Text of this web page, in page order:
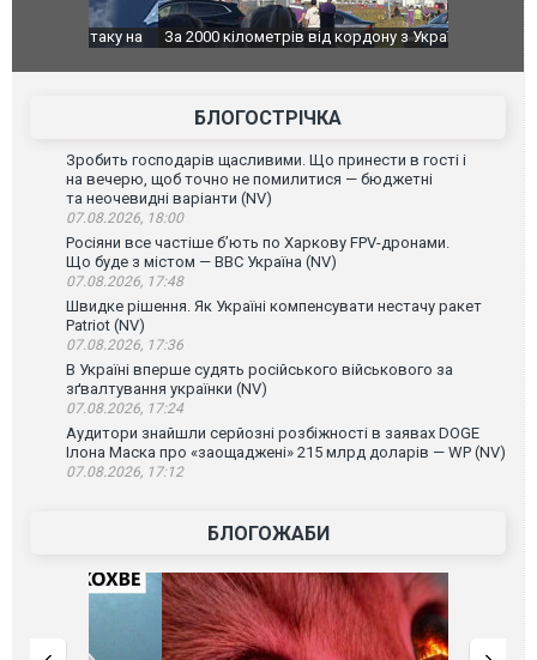
За 2000 кілометрів від кордону з Україною: в
склад Wildberries. ФОТО. ВІДЕО
В
БЛОГОСТРІЧКА
Зробить господарів щасливими. Що принести в гості і
на вечерю, щоб точно не помилитися — бюджетні
та неочевидні варіанти (NV)
07.08.2026, 18:00
Росіяни все частіше бʼють по Харкову FPV-дронами.
Що буде з містом — ВВС Україна (NV)
07.08.2026, 17:48
Швидке рішення. Як Україні компенсувати нестачу ракет
Patriot (NV)
07.08.2026, 17:36
В Україні вперше судять російського військового за
зґвалтування українки (NV)
07.08.2026, 17:24
Аудитори знайшли серйозні розбіжності в заявах DOGE
Ілона Маска про «заощаджені» 215 млрд доларів — WP (NV)
07.08.2026, 17:12
БЛОГОЖАБИ